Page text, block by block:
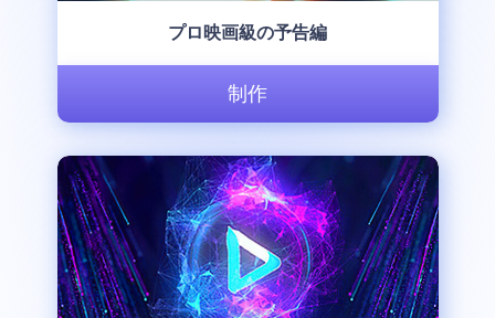
プロ映画級の予告編
制作